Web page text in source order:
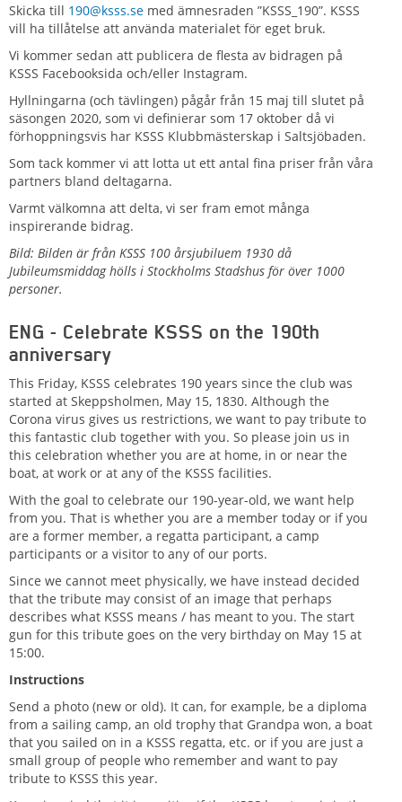
Skicka till 190@ksss.se med ämnesraden ”KSSS_190”. KSSS
vill ha tillåtelse att använda materialet för eget bruk.
Vi kommer sedan att publicera de flesta av bidragen på
KSSS Facebooksida och/eller Instagram.
Hyllningarna (och tävlingen) pågår från 15 maj till slutet på
säsongen 2020, som vi definierar som 17 oktober då vi
förhoppningsvis har KSSS Klubbmästerskap i Saltsjöbaden.
Som tack kommer vi att lotta ut ett antal fina priser från våra
partners bland deltagarna.
Varmt välkomna att delta, vi ser fram emot många
inspirerande bidrag.
Bild: Bilden är från KSSS 100 årsjubiluem 1930 då
Jubileumsmiddag hölls i Stockholms Stadshus för över 1000
personer.
ENG - Celebrate KSSS on the 190th
anniversary
This Friday, KSSS celebrates 190 years since the club was
started at Skeppsholmen, May 15, 1830. Although the
Corona virus gives us restrictions, we want to pay tribute to
this fantastic club together with you. So please join us in
this celebration whether you are at home, in or near the
boat, at work or at any of the KSSS facilities.
With the goal to celebrate our 190-year-old, we want help
from you. That is whether you are a member today or if you
are a former member, a regatta participant, a camp
participants or a visitor to any of our ports.
Since we cannot meet physically, we have instead decided
that the tribute may consist of an image that perhaps
describes what KSSS means / has meant to you. The start
gun for this tribute goes on the very birthday on May 15 at
15:00.
Instructions
Send a photo (new or old). It can, for example, be a diploma
from a sailing camp, an old trophy that Grandpa won, a boat
that you sailed on in a KSSS regatta, etc. or if you are just a
small group of people who remember and want to pay
tribute to KSSS this year.